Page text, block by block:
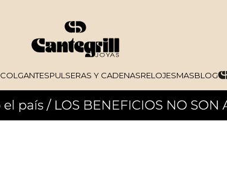
COLGANTESPULSERAS Y CADENASRELOJESMASBLOG